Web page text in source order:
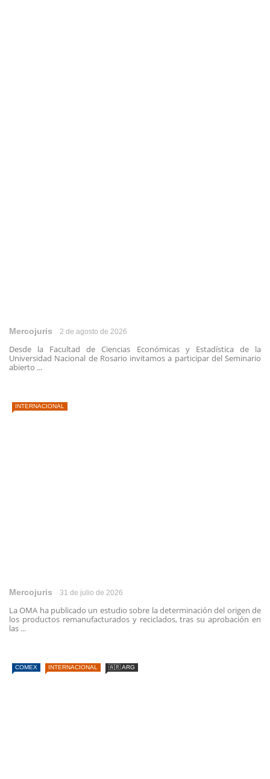
Mercojuris 2 de agosto de 2026
Desde la Facultad de Ciencias Económicas y Estadística de la
Universidad Nacional de Rosario invitamos a participar del Seminario
abierto ...
INTERNACIONAL
Mercojuris 31 de julio de 2026
La OMA ha publicado un estudio sobre la determinación del origen de
los productos remanufacturados y reciclados, tras su aprobación en
las ...
COMEX INTERNACIONAL 🇦🇷 ARG